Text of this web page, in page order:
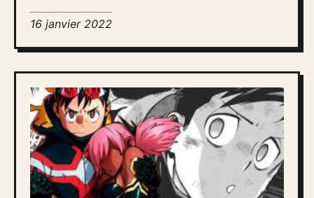
16 janvier 2022